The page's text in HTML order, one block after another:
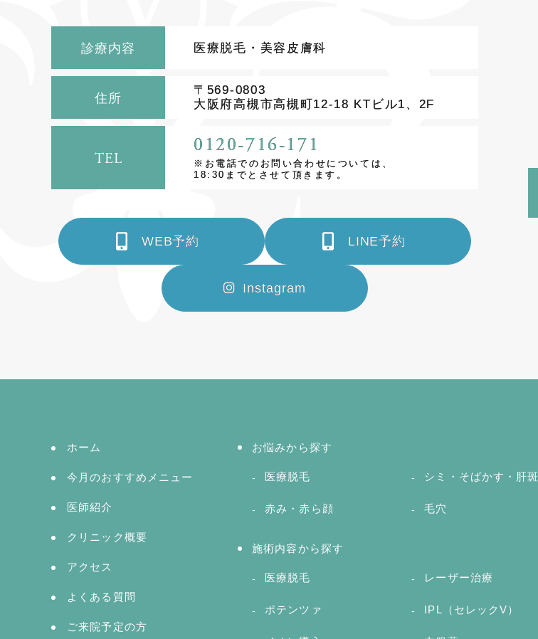
診療内容 医療脱毛・美容皮膚科
住所
〒569-0803
大阪府高槻市高槻町12-18 KTビル1、2F
TEL
0120-716-171‬
※お電話でのお問い合わせについては、
18:30までとさせて頂きます。
WEB予約 LINE予約
Instagram
ホーム
今月のおすすめメニュー
医師紹介
クリニック概要
アクセス
よくある質問
ご来院予定の方
お悩みから探す
医療脱毛 シミ・そばかす・肝斑
赤み・赤ら顔 毛穴
施術内容から探す
医療脱毛 レーザー治療
ポテンツァ IPL（セレックV）